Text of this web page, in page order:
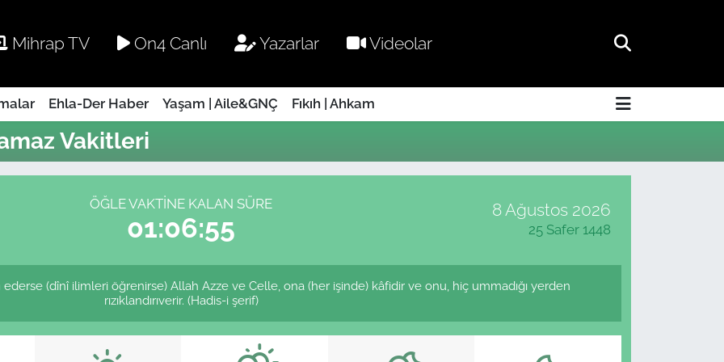
Mihrap TV On4 Canlı Yazarlar Videolar
Ehla-Der Haber Yaşam | Aile&GNÇ Fıkıh | Ahkam
Vakitleri
ÖĞLE VAKTINE KALAN SÜRE
01:06:55
8 Ağustos 2026
25 Safer 1448
(dînî ilimleri öğrenirse) Allah Azze ve Celle, ona (her işinde) kâfidir ve onu, hiç ummadığı yerden
rızıklandırıverir. (Hadis-i şerif)